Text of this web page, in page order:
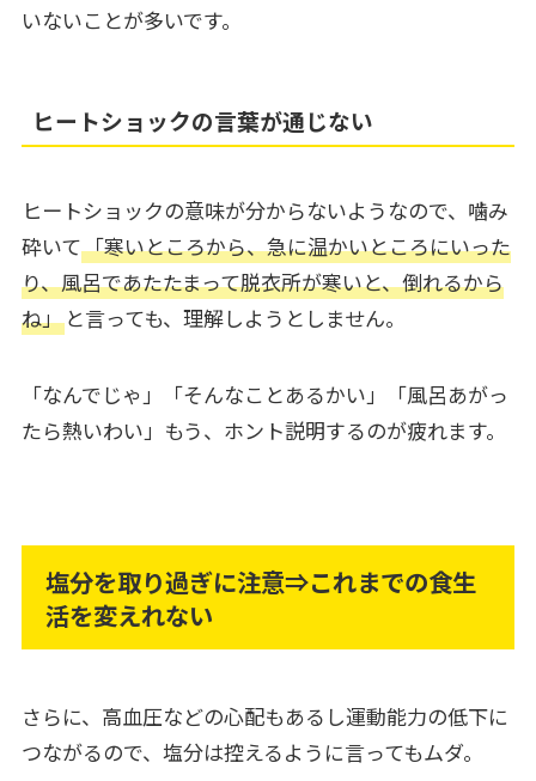
いないことが多いです。
ヒートショックの言葉が通じない
ヒートショックの意味が分からないようなので、噛み
砕いて「寒いところから、急に温かいところにいった
り、風呂であたたまって脱衣所が寒いと、倒れるから
ね」と言っても、理解しようとしません。
「なんでじゃ」「そんなことあるかい」「風呂あがっ
たら熱いわい」もう、ホント説明するのが疲れます。
塩分を取り過ぎに注意⇒これまでの食生
活を変えれない
さらに、高血圧などの心配もあるし運動能力の低下に
つながるので、塩分は控えるように言ってもムダ。